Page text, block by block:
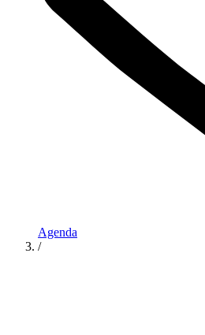
Agenda
/